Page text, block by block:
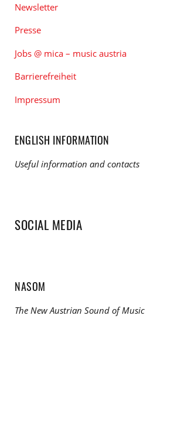
Newsletter
Presse
Jobs @ mica – music austria
Barrierefreiheit
Impressum
ENGLISH INFORMATION
Useful information and contacts
SOCIAL MEDIA
NASOM
The New Austrian Sound of Music